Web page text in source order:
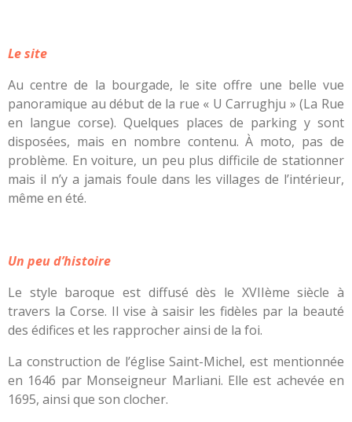
Le site
Au centre de la bourgade, le site offre une belle vue
panoramique au début de la rue « U Carrughju » (La Rue
en langue corse). Quelques places de parking y sont
disposées, mais en nombre contenu. À moto, pas de
problème. En voiture, un peu plus difficile de stationner
mais il n’y a jamais foule dans les villages de l’intérieur,
même en été.
Un peu d’histoire
Le style baroque est diffusé dès le XVIIème siècle à
travers la Corse. Il vise à saisir les fidèles par la beauté
des édifices et les rapprocher ainsi de la foi.
La construction de l’église Saint-Michel, est mentionnée
en 1646 par Monseigneur Marliani. Elle est achevée en
1695, ainsi que son clocher.